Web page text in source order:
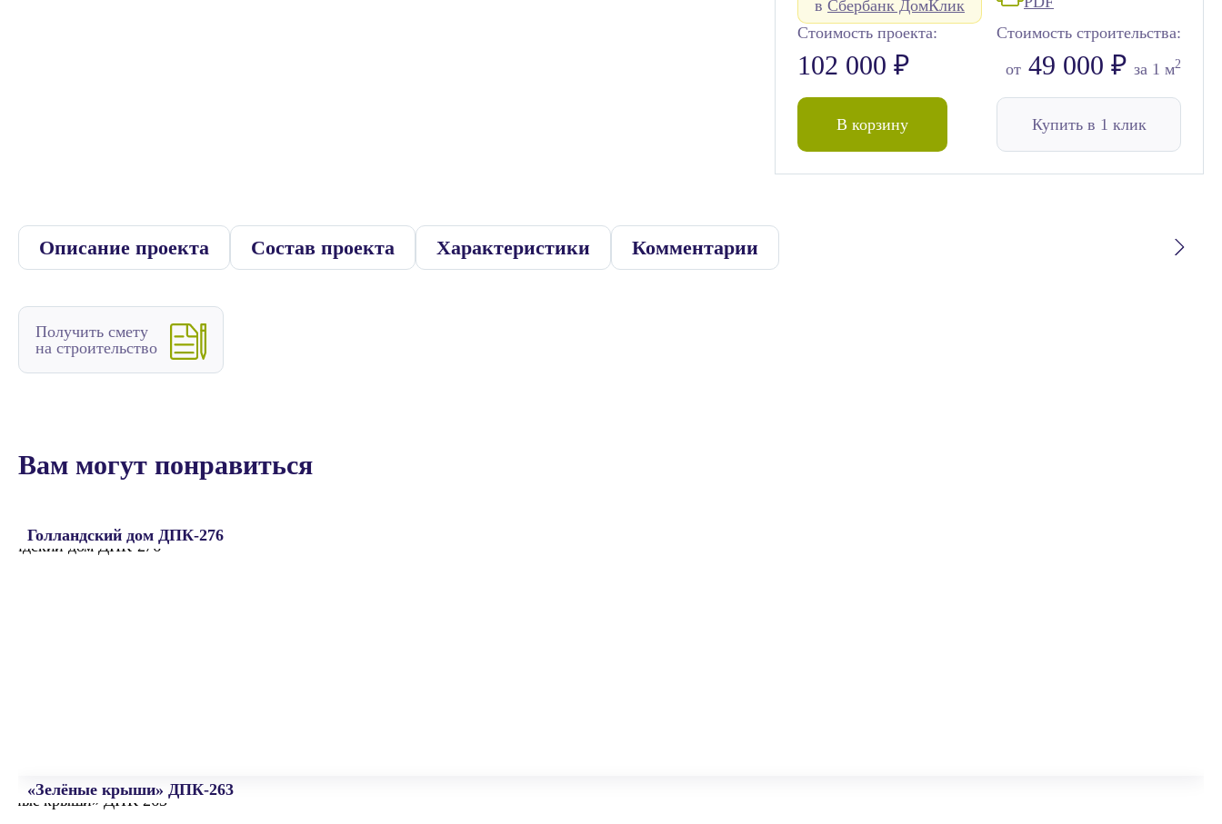
в Сбербанк ДомКлик
Стоимость проекта:
102 000 ₽
В корзину
Стоимость строительства:
от 49 000 ₽ за 1 м2
Купить в 1 клик
Описание проекта Состав проекта Характеристики Комментарии
Получить смету
на строительство
Вам могут понравиться
Голландский дом ДПК-276
«Зелёные крыши» ДПК-263